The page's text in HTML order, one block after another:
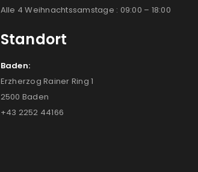
Alle 4 Weihnachtssamstage : 09:00 – 18:00
Standort
Baden:
Erzherzog Rainer Ring 1
2500 Baden
+43 2252 44166